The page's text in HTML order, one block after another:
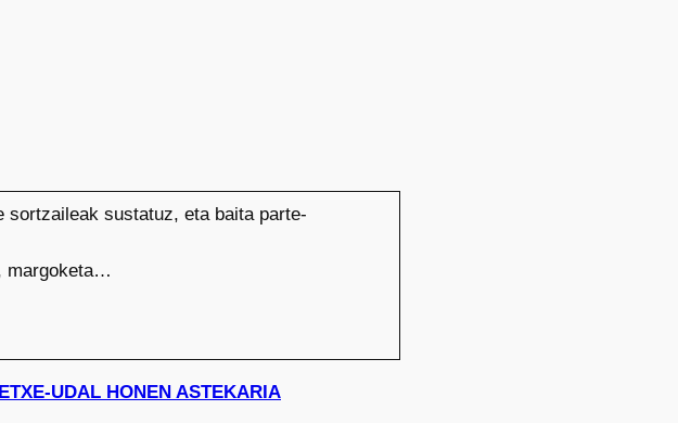
sortzaileak sustatuz, eta baita parte-
margoketa…
UDAL HONEN ASTEKARIA